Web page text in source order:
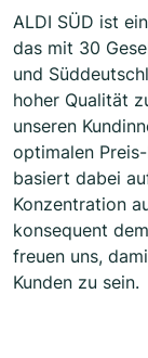
ALDI SÜD ist
das mit 30
und
hoher Qualität
unseren
optimalen
basiert dabei
Konzentration
konsequent
freuen uns,
Kunden zu sein.